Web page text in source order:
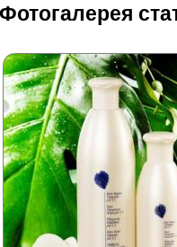
Фотогалерея